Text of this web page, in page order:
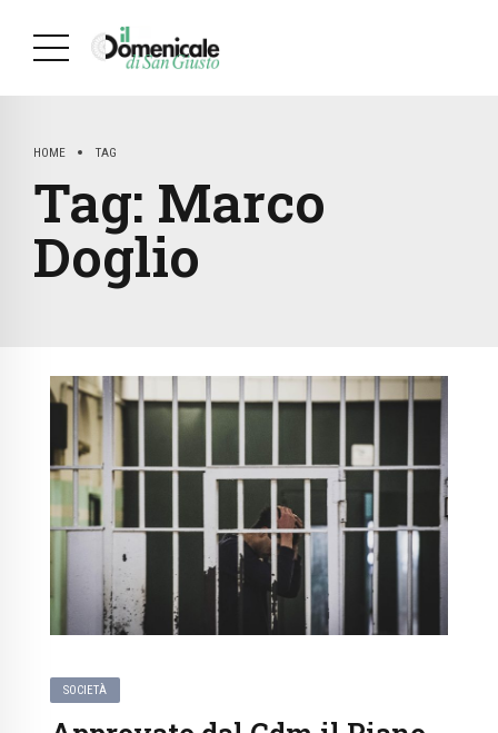
HOME TAG
Tag: Marco
Doglio
SOCIETÀ